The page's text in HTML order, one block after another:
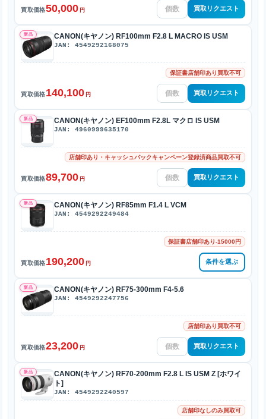
買取価格50,000 円 買取リクエスト
新品 CANON(キヤノン) RF100mm F2.8 L MACRO IS USM
JAN: 4549292168075
保証書店舗印あり買取不可
買取価格140,100 円 買取リクエスト
新品 CANON(キヤノン) EF100mm F2.8L マクロ IS USM
JAN: 4960999635170
店舗印あり・キャッシュバックキャンペーン登録済商品買取不可
買取価格89,700 円 買取リクエスト
新品 CANON(キヤノン) RF85mm F1.4 L VCM
JAN: 4549292249484
保証書店舗印あり-15000円
買取価格190,200 円 条件を選ぶ
新品 CANON(キヤノン) RF75-300mm F4-5.6
JAN: 4549292247756
店舗印あり買取不可
買取価格23,200 円 買取リクエスト
新品
CANON(キヤノン) RF70-200mm F2.8 L IS USM Z [ホワイ
ト]
JAN: 4549292240597
店舗印なしのみ買取可